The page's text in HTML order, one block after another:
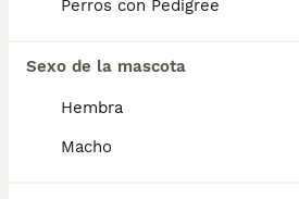
Perros con Pedigree
Sexo de la mascota
Hembra
Macho
Informarse bien y comparar
decisión.